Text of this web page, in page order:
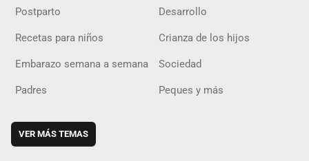
Postparto Desarrollo
Recetas para niños Crianza de los hijos
Embarazo semana a semana Sociedad
Padres Peques y más
VER MÁS TEMAS